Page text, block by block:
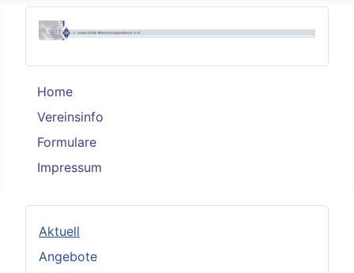
Home
Vereinsinfo
Formulare
Impressum
Aktuell
Angebote